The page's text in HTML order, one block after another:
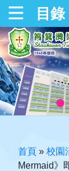
目錄
首頁 » 校園
Mermaid》